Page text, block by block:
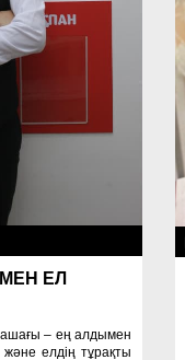
ЕЛ
– ең алдымен
елдің тұрақты